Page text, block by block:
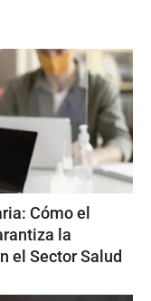
Cómo el
la
el Sector Salud